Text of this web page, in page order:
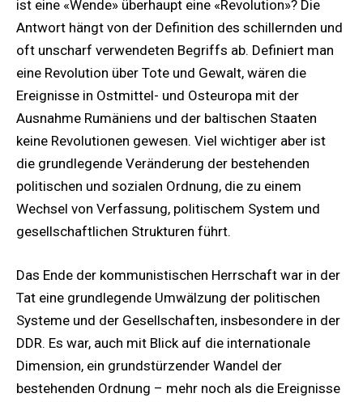
ist eine «Wende» überhaupt eine «Revolution»? Die
Antwort hängt von der Definition des schillernden und
oft unscharf verwendeten Begriffs ab. Definiert man
eine Revolution über Tote und Gewalt, wären die
Ereignisse in Ostmittel- und Osteuropa mit der
Ausnahme Rumäniens und der baltischen Staaten
keine Revolutionen gewesen. Viel wichtiger aber ist
die grundlegende Veränderung der bestehenden
politischen und sozialen Ordnung, die zu einem
Wechsel von Verfassung, politischem System und
gesellschaftlichen Strukturen führt.
Das Ende der kommunistischen Herrschaft war in der
Tat eine grundlegende Umwälzung der politischen
Systeme und der Gesellschaften, insbesondere in der
DDR. Es war, auch mit Blick auf die internationale
Dimension, ein grundstürzender Wandel der
bestehenden Ordnung – mehr noch als die Ereignisse